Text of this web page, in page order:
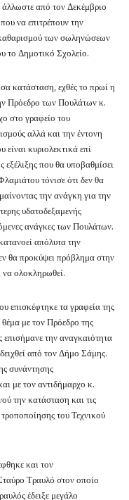
άλλωστε από τον Δεκέμβριο
να επιτρέπουν την
των σωληνώσεων
το Δημοτικό Σχολείο.
κατάσταση, εχθές το πρωί η
Πρόεδρο των Πουλάτων κ.
στο γραφείο του
αλλά και την έντονη
κυριολεκτικά επί
εξέλιξης που θα υποβαθμίσει
τόνισε ότι δεν θα
την ανάγκη για την
υδατοδεξαμενής
ανάγκες των Πουλάτων.
απόλυτα την
θα προκύψει πρόβλημα στην
να ολοκληρωθεί.
επισκέφτηκε τα γραφεία της
με τον Πρόεδρο της
την αναγκαιότητα
από τον Δήμο Σάμης.
συνάντησης
με τον αντιδήμαρχο κ.
την κατάσταση και τις
τροποποίησης του Τεχνικού
και τον
Τραυλό στον οποίο
έδειξε μεγάλο